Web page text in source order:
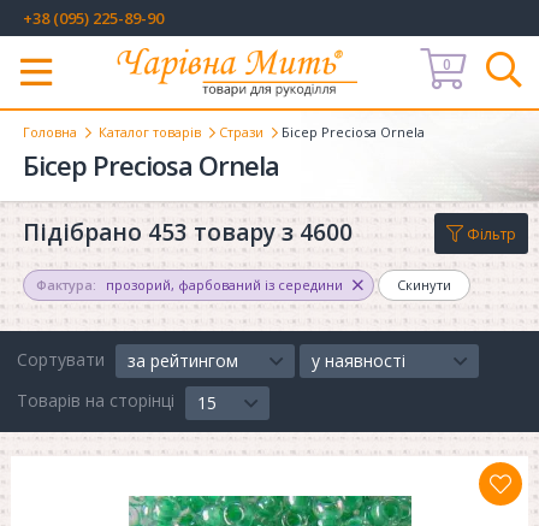
+38 (095) 225-89-90
Меню
0
Головна Каталог товарів Стрази Бісер Preciosa Ornela
Бісер Preciosa Ornela
Підібрано 453 товару з 4600
Фактура: прозорий, фарбований із середини Скинути
Сортувати за рейтингом
у наявності
Товарів на сторінці
15
Фільтр